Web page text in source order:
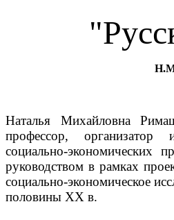
Наталья Михайловна
профессор,
социально-экономических
руководством в рамках
социально-экономическое
половины XX в.